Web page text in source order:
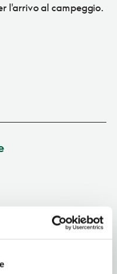
l'arrivo al campeggio.